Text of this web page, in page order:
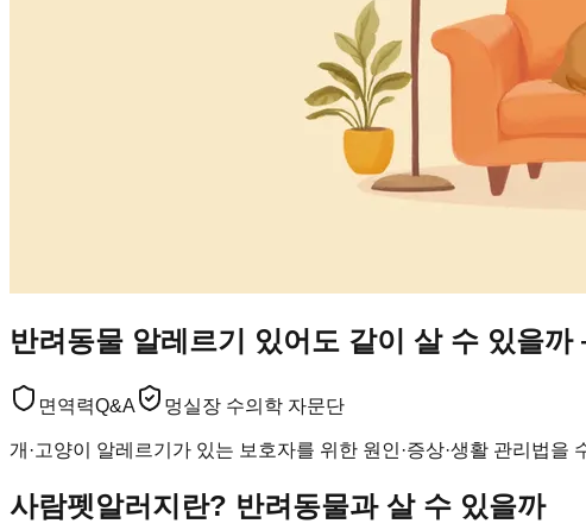
반려동물 알레르기 있어도 같이 살 수 있을
면역력Q&A 멍실장 수의학 자문단
개·고양이 알레르기가 있는 보호자를 위한 원인·증상·생활 관리법
사람펫알러지란? 반려동물과 살 수 있을까